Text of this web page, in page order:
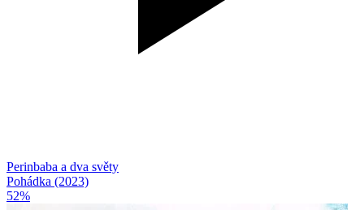
Perinbaba a dva světy
Pohádka (2023)
52%